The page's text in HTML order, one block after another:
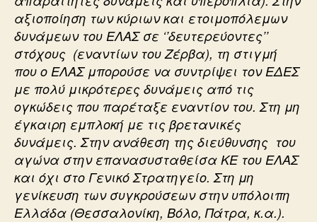
αξιοποίηση των κύριων και ετοιμοπόλεμων
δυνάμεων του ΕΛΑΣ σε ‘’δευτερεύοντες’’
στόχους (εναντίων του Ζέρβα), τη στιγμή
που ο ΕΛΑΣ μπορούσε να συντρίψει τον ΕΔΕΣ
με πολύ μικρότερες δυνάμεις από τις
ογκώδεις που παρέταξε εναντίον του. Στη μη
έγκαιρη εμπλοκή με τις βρετανικές
δυνάμεις. Στην ανάθεση της διεύθυνσης του
αγώνα στην επανασυσταθείσα ΚΕ του ΕΛΑΣ
και όχι στο Γενικό Στρατηγείο. Στη μη
γενίκευση των συγκρούσεων στην υπόλοιπη
Ελλάδα (Θεσσαλονίκη, Βόλο, Πάτρα, κ.α.).